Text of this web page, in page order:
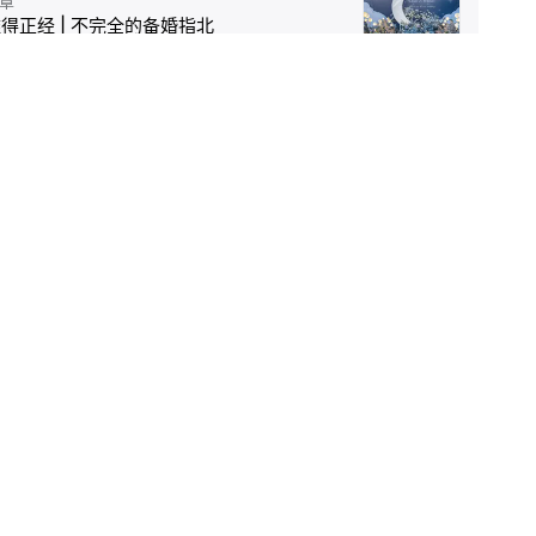
正经 | 不完全的备婚指北